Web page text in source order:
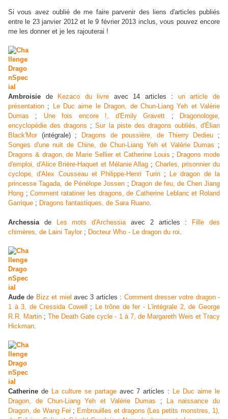
Si vous avez oublié de me faire parvenir des liens d'articles publiés
entre le 23 janvier 2012 et le 9 février 2013 inclus, vous pouvez encore
me les donner et je les rajouterai !
Ambroisie de Kezaco du livre avec 14 articles : un article de
présentation ;
Le Duc aime le Dragon, de Chun-Liang Yeh et Valérie
Dumas ; Une fois encore !, d'Emily Gravett ;
Dragonologie,
encyclopédie des dragons ;Sur la piste des dragons oubliés, d'Élian
Black'Mor(intégrale) ; Dragons de poussière, de Thierry Dedieu ;
Songes d'une nuit de Chine, de Chun-Liang Yeh et Valérie Dumas ;
Dragons & dragon, de Marie Sellier et Catherine Louis ; Dragons mode
d'emploi, d'Alice Brière-Haquet et Mélanie Allag ; Charles, prisonnier du
cyclope, d'Alex Cousseau et Philippe-Henri Turin;
Le dragon de la
princesse Tagada, de Pénélope Jossen ; Dragon de feu, de Chen Jiang
Hong ;Comment ratatiner les dragons, de Catherine Leblanc et Roland
Garrique ; Dragons fantastiques, de Sara Ruano.
Archessiade Les mots d'Archessiaavec 2 articles :
Fille des
chimères, de Laini Taylor; Docteur Who - Le dragon du roi.
Aude de Bizz et miel avec 3 articles : Comment dresser votre dragon -
1 à 3, de Cressida Cowell
; Le trône de fer - L'intégrale 2, de George
R.R. Martin ;The Death Gate cycle - 1 à 7, de Margareth Weis et Tracy
Hickman.
Catherine de La culture se partageavec 7 articles : Le Duc aime le
Dragon, de Chun-Liang Yeh et Valérie Dumas ;
La naissance du
Dragon, de Wang Fei ; Embrouilles et dragons (Les petits monstres, 1),